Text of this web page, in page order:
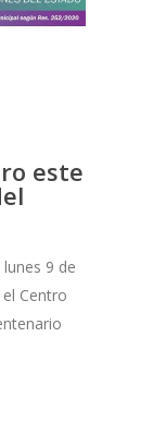
este
9 de
Centro